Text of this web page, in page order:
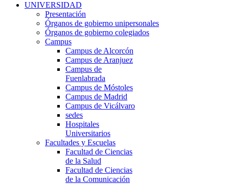
UNIVERSIDAD
Presentación
Órganos de gobierno unipersonales
Órganos de gobierno colegiados
Campus
Campus de Alcorcón
Campus de Aranjuez
Campus de
Fuenlabrada
Campus de Móstoles
Campus de Madrid
Campus de Vicálvaro
sedes
Hospitales
Universitarios
Facultades y Escuelas
Facultad de Ciencias
de la Salud
Facultad de Ciencias
de la Comunicación